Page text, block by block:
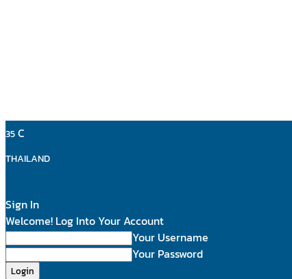
35C
THAILAND
Sign In
Welcome! Log Into Your Account
Your Username
Your Password